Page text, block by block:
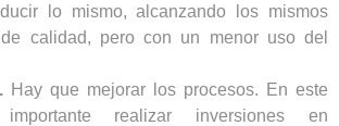
lo mismo, alcanzando los mismos
calidad, pero con un menor uso del
Hay que mejorar los procesos. En este
realizar inversiones en